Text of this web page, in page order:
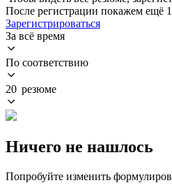
После регистрации покажем ещё
Зарегистрироваться
За всё время
По соответствию
20 резюме
Ничего не нашлось
Попробуйте изменить